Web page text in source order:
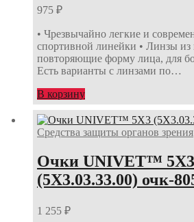
975 ₽
• Чрезвычайно легкие и
спортивной линейки • Линзы из
повторяющие форму лица, для
Есть варианты с линзами по…
В корзину
Средства защиты органов зрения
Очки UNIVET™ 5Х3
(5Х3.03.33.00) очк-
1 255 ₽